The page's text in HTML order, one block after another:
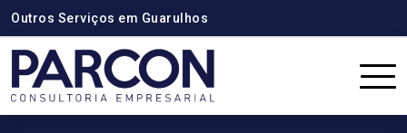
Outros Serviços em Guarulhos